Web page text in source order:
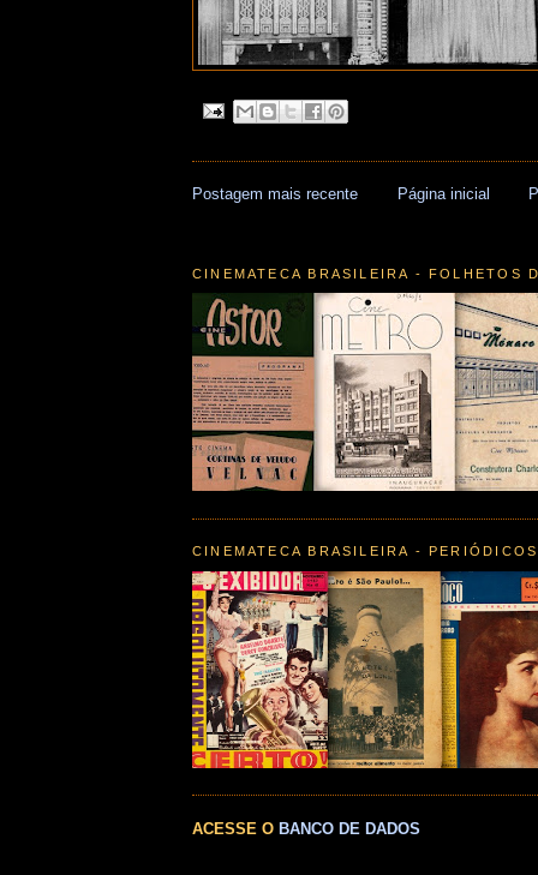
Postagem mais recente Página inicial
CINEMATECA BRASILEIRA - FOLHETOS
CINEMATECA BRASILEIRA -
ACESSE O BANCO DE DADOS